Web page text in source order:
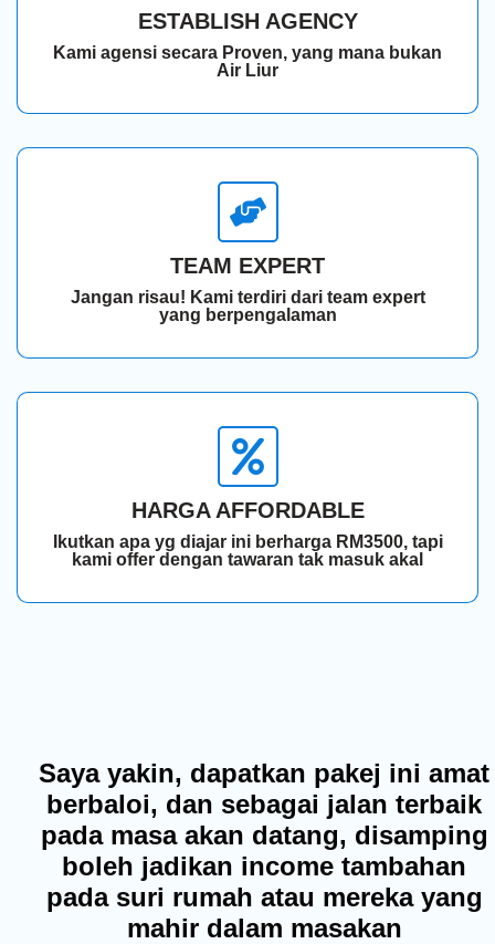
ESTABLISH AGENCY
Kami agensi secara Proven, yang mana bukan
Air Liur
TEAM EXPERT
Jangan risau! Kami terdiri dari team expert
yang berpengalaman
HARGA AFFORDABLE
Ikutkan apa yg diajar ini berharga RM3500, tapi
kami offer dengan tawaran tak masuk akal
Saya yakin, dapatkan pakej ini amat
berbaloi, dan sebagai jalan terbaik
pada masa akan datang, disamping
boleh jadikan income tambahan
pada suri rumah atau mereka yang
mahir dalam masakan